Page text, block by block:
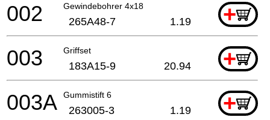
Gewindebohrer 4x18 +
002 265A48-7 1.19
Griffset +
003 183A15-9 20.94
Gummistift 6 +
003A 263005-3 1.19